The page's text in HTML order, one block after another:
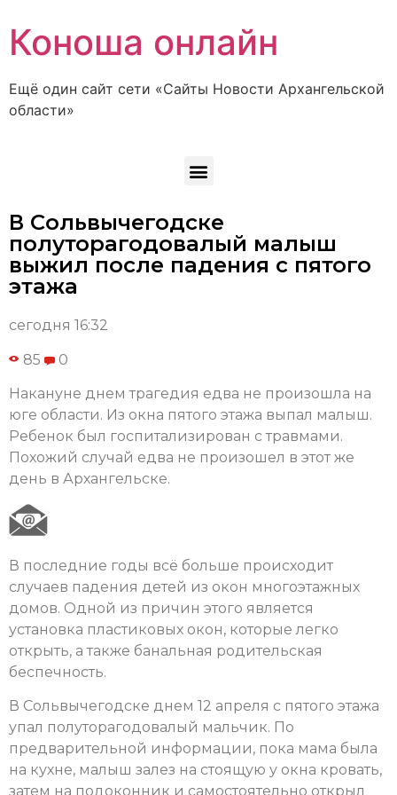
Коноша онлайн
Ещё один сайт сети «Сайты Новости Архангельской
области»
В Сольвычегодске
полуторагодовалый малыш
выжил после падения с пятого
этажа
сегодня 16:32
85 0
Накануне днем трагедия едва не произошла на
юге области. Из окна пятого этажа выпал малыш.
Ребенок был госпитализирован с травмами.
Похожий случай едва не произошел в этот же
день в Архангельске.
В последние годы всё больше происходит
случаев падения детей из окон многоэтажных
домов. Одной из причин этого является
установка пластиковых окон, которые легко
открыть, а также банальная родительская
беспечность.
В Сольвычегодске днем 12 апреля с пятого этажа
упал полуторагодовалый мальчик. По
предварительной информации, пока мама была
на кухне, малыш залез на стоящую у окна кровать,
затем на подоконник и самостоятельно открыл